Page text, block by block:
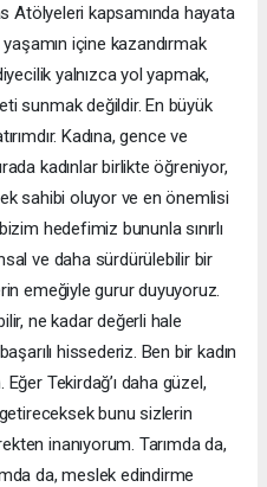
Atölyeleri kapsamında hayata
içine kazandırmak
yalnızca yol yapmak,
sunmak değildir. En büyük
Kadına, gence ve
kadınlar birlikte öğreniyor,
sahibi oluyor ve en önemlisi
hedefimiz bununla sınırlı
ve daha sürdürülebilir bir
emeğiyle gurur duyuyoruz.
ne kadar değerli hale
hissederiz. Ben bir kadın
Tekirdağ’ı daha güzel,
bunu sizlerin
inanıyorum. Tarımda da,
da, meslek edindirme